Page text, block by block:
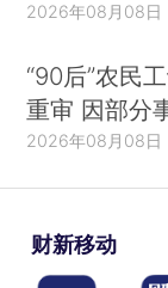
2026年08月08日
“90后”农民
重审 因部分
2026年08月08日
财新移动